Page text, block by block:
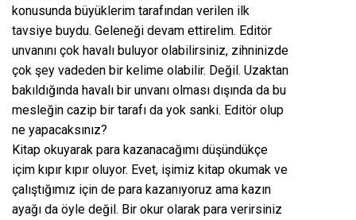
konusunda büyüklerim tarafından verilen ilk
tavsiye buydu. Geleneği devam ettirelim. Editör
unvanını çok havalı buluyor olabilirsiniz, zihninizde
çok şey vadeden bir kelime olabilir. Değil. Uzaktan
bakıldığında havalı bir unvanı olması dışında da bu
mesleğin cazip bir tarafı da yok sanki. Editör olup
ne yapacaksınız?
Kitap okuyarak para kazanacağımı düşündükçe
içim kıpır kıpır oluyor. Evet, işimiz kitap okumak ve
çalıştığımız için de para kazanıyoruz ama kazın
ayağı da öyle değil. Bir okur olarak para verirsiniz